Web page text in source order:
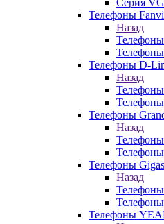
Серия
Телефоны
Назад
Телефоны
Телефоны D-
Назад
Телефоны
Телефоны
Назад
Телефоны
Телефоны
Телефоны
Назад
Телефоны
Телефоны